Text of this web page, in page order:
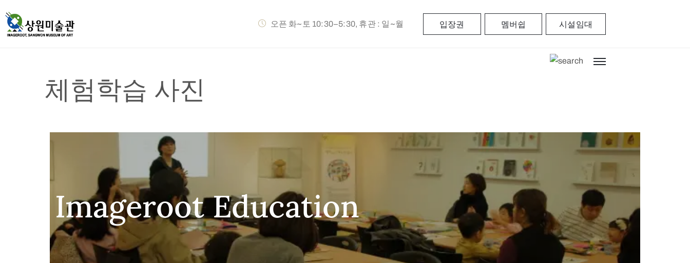
오픈 화~토 10:30–5:30, 휴관 : 일~월 입장권 멤버쉽 시설임대
체험학습 사진
Imageroot Education